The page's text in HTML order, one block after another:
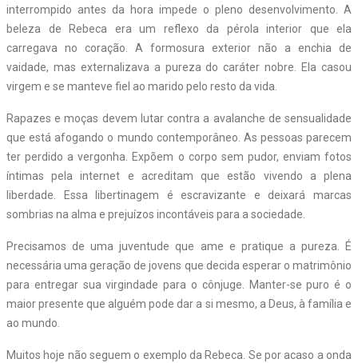
interrompido antes da hora impede o pleno desenvolvimento. A
beleza de Rebeca era um reflexo da pérola interior que ela
carregava no coração. A formosura exterior não a enchia de
vaidade, mas externalizava a pureza do caráter nobre. Ela casou
virgem e se manteve fiel ao marido pelo resto da vida.
Rapazes e moças devem lutar contra a avalanche de sensualidade
que está afogando o mundo contemporâneo. As pessoas parecem
ter perdido a vergonha. Expõem o corpo sem pudor, enviam fotos
íntimas pela internet e acreditam que estão vivendo a plena
liberdade. Essa libertinagem é escravizante e deixará marcas
sombrias na alma e prejuízos incontáveis para a sociedade.
Precisamos de uma juventude que ame e pratique a pureza. É
necessária uma geração de jovens que decida esperar o matrimônio
para entregar sua virgindade para o cônjuge. Manter-se puro é o
maior presente que alguém pode dar a si mesmo, a Deus, à família e
ao mundo.
Muitos hoje não seguem o exemplo da Rebeca. Se por acaso a onda